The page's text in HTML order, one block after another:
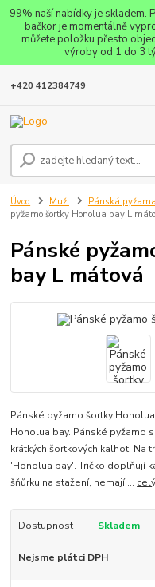
99% naší nabídky je skladem.
bačkor je momentálně
můžete položku přesto
výroby od 1 do 3
+420 412384749
Úvod Muži Pánská pyžama
pyžamo šortky Honolua bay L
Pánské
bay L mátová
Pánské pyžamo šortky
Honolua bay. Pánské pyžamo
krátkých šortkových kalhot. Na
'Honolua bay'. Tričko doplňují
šňůrku na stažení, nemají ...
Dostupnost Skladem
Nejsme plátci DPH